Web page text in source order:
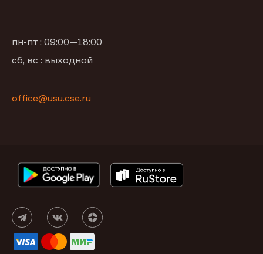
пн-пт : 09:00—18:00
сб, вс : выходной
office@usu.cse.ru